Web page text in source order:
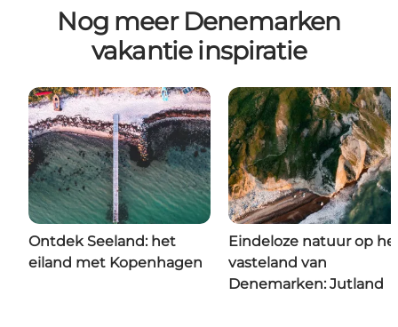
Nog meer Denemarken
vakantie inspiratie
Ontdek Seeland: het
eiland met Kopenhagen
Eindeloze natuur op
vasteland van
Denemarken: Jutland